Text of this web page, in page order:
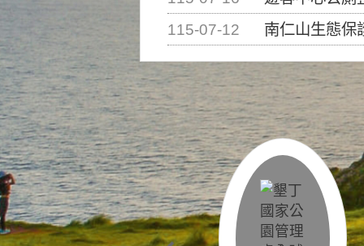
115-07-12
南仁山生態保護區步道已完成